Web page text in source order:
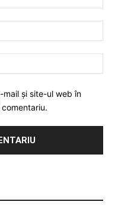
mail și site-ul web în